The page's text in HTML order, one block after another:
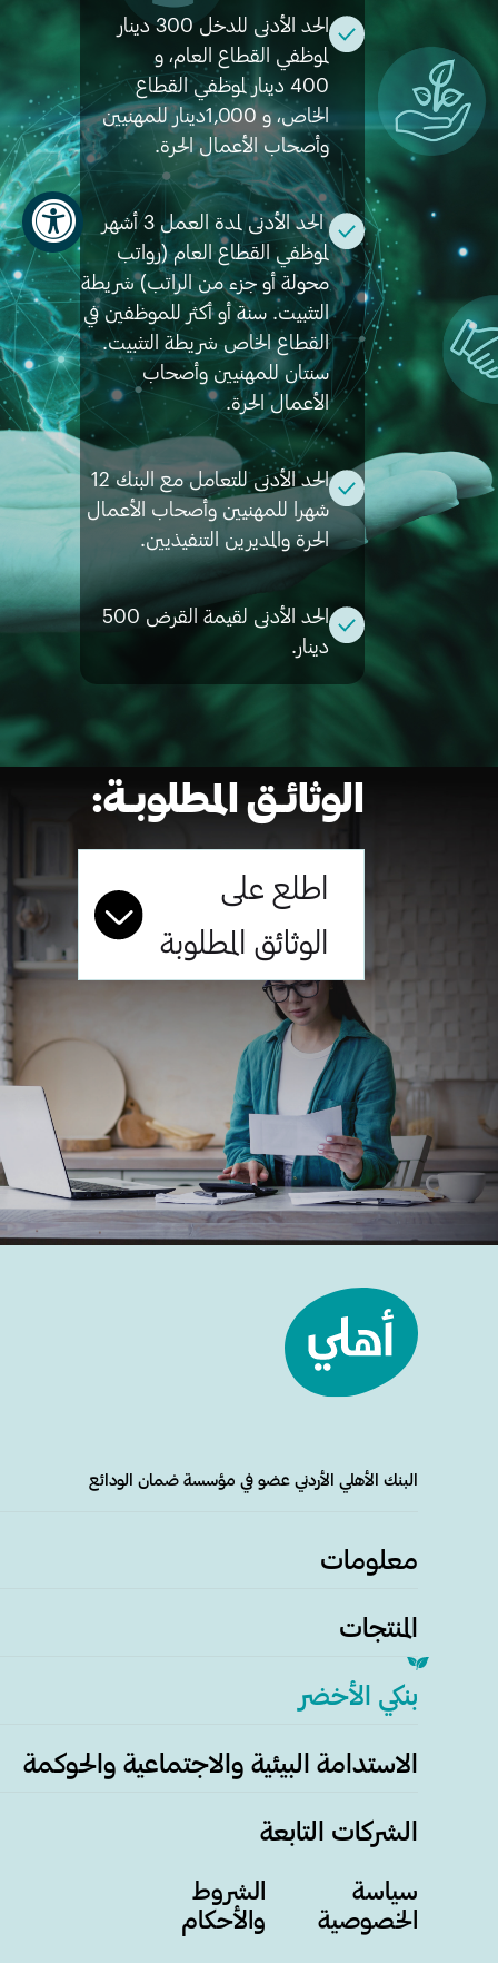
الحد الأدنى للدخل 300 دينار
لموظفي القطاع العام، و
400 دينار لموظفي القطاع
الخاص، و 1,000دينار للمهنيين
وأصحاب الأعمال الحرة.
الحد الأدنى لمدة العمل 3 أشهر
لموظفي القطاع العام (رواتب
محولة أو جزء من الراتب) شريطة
التثبيت. سنة أو أكثر للموظفين في
القطاع الخاص شريطة التثبيت.
سنتان للمهنيين وأصحاب
الأعمال الحرة.
الحد الأدنى للتعامل مع البنك 12
شهرا للمهنيين وأصحاب الأعمال
الحرة والمديرين التنفيذيين.
الحد الأدنى لقيمة القرض 500
دينار.
الوثائــق المطلوبــة:
اطلع على
الوثائق المطلوبة
معلومات
المنتجات
بنكي الأخضر
الاستدامة البيئية والاجتماعية والحوكمة
الشركات التابعة
البنك الأهلي الأردني عضو في مؤسسة ضمان الودائع
سياسة
الخصوصية
الشروط
والأحكام